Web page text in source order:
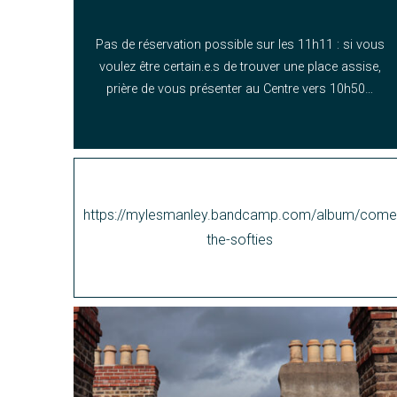
Pas de réservation possible sur les 11h11 : si vous
voulez être certain.e.s de trouver une place assise,
prière de vous présenter au Centre vers 10h50…
https://mylesmanley.bandcamp.com/album/
the-softies